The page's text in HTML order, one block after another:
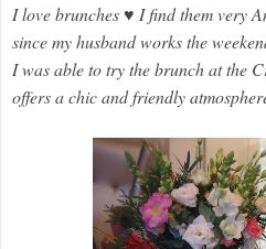
I love brunches ♥ I find them very
since my husband works the
I was able to try the brunch at the
offers a chic and friendly